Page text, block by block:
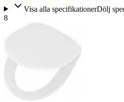
Visa alla specifikationerDölj
8